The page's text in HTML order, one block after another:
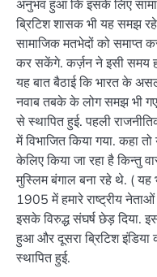
अनुभव हुआ कि इसके लिए
ब्रिटिश शासक भी यह समझ
सामाजिक मतभेदों को समाप्त
कर सकेंगे. कर्ज़न ने इसी समय
यह बात बैठाई कि भारत के
नवाब तबके के लोग समझ भी
से स्थापित हुई. पहली
में विभाजित किया गया. कहा
केलिए किया जा रहा है किन्तु
मुस्लिम बंगाल बना रहे थे. ( यह
1905 में हमारे राष्ट्रीय
इसके विरुद्ध संघर्ष छेड़ दिया.
हुआ और दूसरा ब्रिटिश इंडिया
स्थापित हुई.